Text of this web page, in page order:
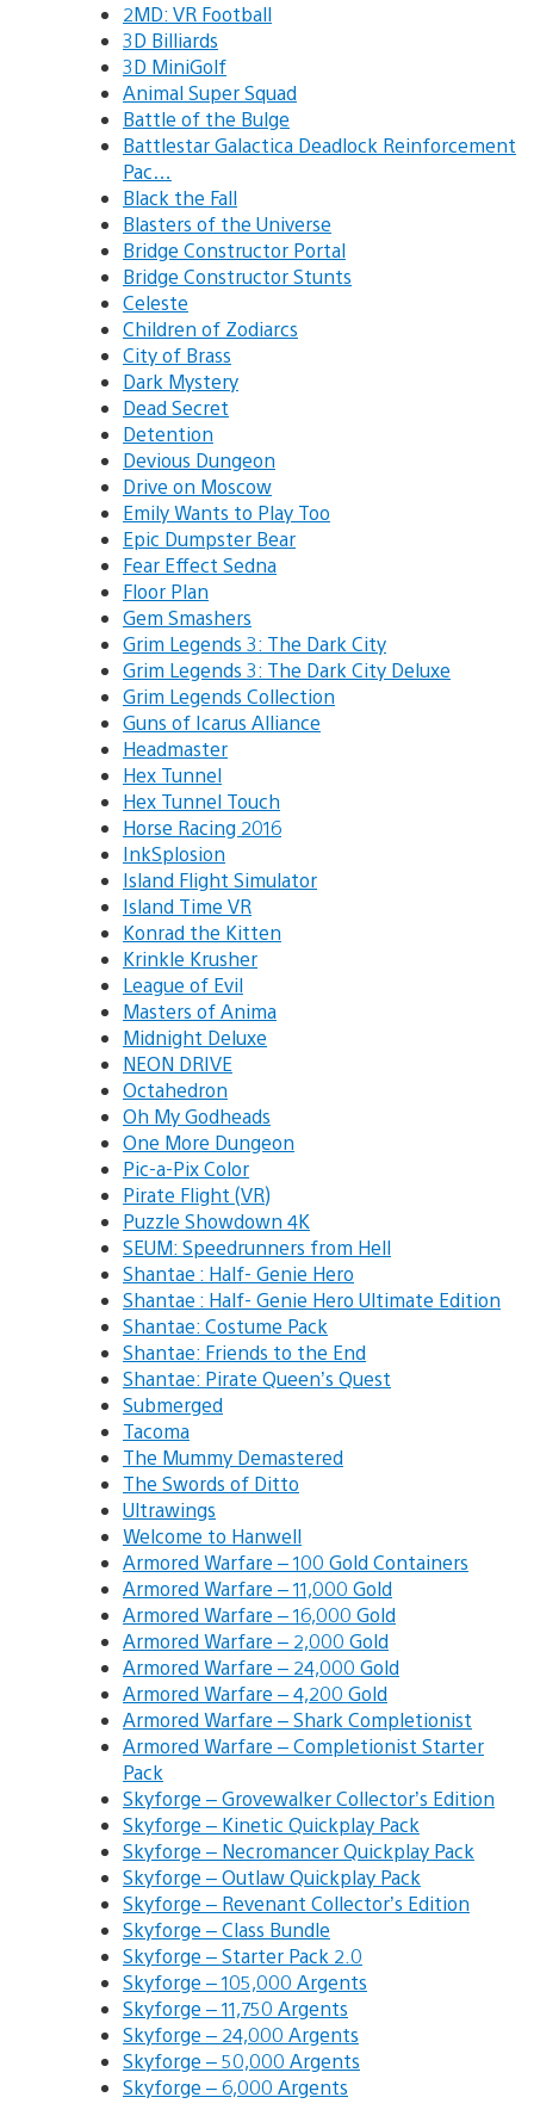
2MD: VR Football
3D Billiards
3D MiniGolf
Animal Super Squad
Battle of the Bulge
Battlestar Galactica Deadlock Reinforcement
Pac…
Black the Fall
Blasters of the Universe
Bridge Constructor Portal
Bridge Constructor Stunts
Celeste
Children of Zodiarcs
City of Brass
Dark Mystery
Dead Secret
Detention
Devious Dungeon
Drive on Moscow
Emily Wants to Play Too
Epic Dumpster Bear
Fear Effect Sedna
Floor Plan
Gem Smashers
Grim Legends 3: The Dark City
Grim Legends 3: The Dark City Deluxe
Grim Legends Collection
Guns of Icarus Alliance
Headmaster
Hex Tunnel
Hex Tunnel Touch
Horse Racing 2016
InkSplosion
Island Flight Simulator
Island Time VR
Konrad the Kitten
Krinkle Krusher
League of Evil
Masters of Anima
Midnight Deluxe
NEON DRIVE
Octahedron
Oh My Godheads
One More Dungeon
Pic-a-Pix Color
Pirate Flight (VR)
Puzzle Showdown 4K
SEUM: Speedrunners from Hell
Shantae : Half- Genie Hero
Shantae : Half- Genie Hero Ultimate Edition
Shantae: Costume Pack
Shantae: Friends to the End
Shantae: Pirate Queen’s Quest
Submerged
Tacoma
The Mummy Demastered
The Swords of Ditto
Ultrawings
Welcome to Hanwell
Armored Warfare – 100 Gold Containers
Armored Warfare – 11,000 Gold
Armored Warfare – 16,000 Gold
Armored Warfare – 2,000 Gold
Armored Warfare – 24,000 Gold
Armored Warfare – 4,200 Gold
Armored Warfare – Shark Completionist
Armored Warfare – Completionist Starter
Pack
Skyforge – Grovewalker Collector’s Edition
Skyforge – Kinetic Quickplay Pack
Skyforge – Necromancer Quickplay Pack
Skyforge – Outlaw Quickplay Pack
Skyforge – Revenant Collector’s Edition
Skyforge – Class Bundle
Skyforge – Starter Pack 2.0
Skyforge – 105,000 Argents
Skyforge – 11,750 Argents
Skyforge – 24,000 Argents
Skyforge – 50,000 Argents
Skyforge – 6,000 Argents